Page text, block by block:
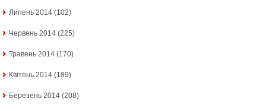
Липень 2014 (102)
Червень 2014 (225)
Травень 2014 (170)
Квітень 2014 (189)
Березень 2014 (208)